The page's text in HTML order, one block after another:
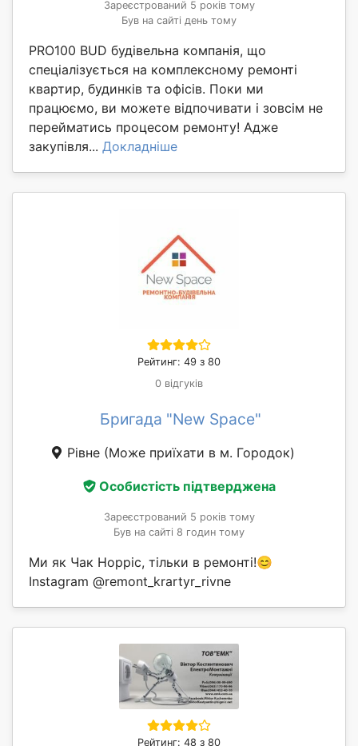
Зареєстрований 5 років тому
Був на сайті день тому
PRO100 BUD будівельна компанія, що
спеціалізується на комплексному ремонті
квартир, будинків та офісів. Поки ми
працюємо, ви можете відпочивати і зовсім не
перейматись процесом ремонту! Адже
закупівля... Докладніше
Рейтинг: 49 з 80
0 відгуків
Бригада "New Space"
Рівне (Може приїхати в м. Городок)
Особистість підтверджена
Зареєстрований 5 років тому
Був на сайті 8 годин тому
Ми як Чак Норріс, тільки в ремонті!😊
Instagram @remont_krartyr_rivne
Рейтинг: 48 з 80